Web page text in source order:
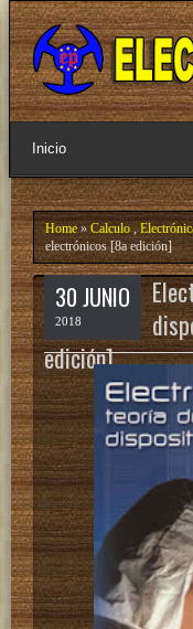
Home »Calculo,
electrónicos [8a edición]
30 JUNIO
2018
edición]